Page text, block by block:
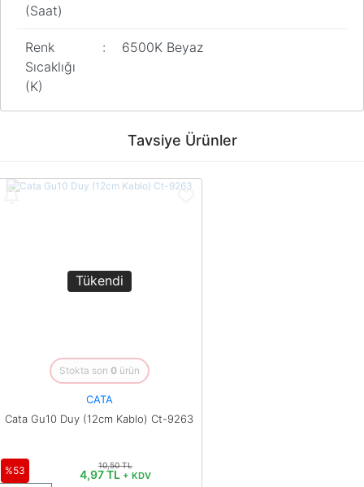
(Saat)
Renk
Sıcaklığı
(K)
: 6500K Beyaz
Bu ürüne ilk yorumu siz yapın!
Yorum Yaz
Bu ürünün fiyat bilgisi, resim, ürün açıklamalarında ve diğer
Ürün fiyatı diğer sitelerden daha pahalı.
Bu ürüne benzer farklı alternatifler olmalı.
Tavsiye Ürünler
Tükendi
Stokta son 0ürün
CATA
Cata Gu10 Duy (12cm Kablo) Ct-9263
%53 10,50 TL
4,97 TL + KDV